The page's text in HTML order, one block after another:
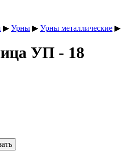
▶ Урны ▶ Урны металлические ▶
УП - 18